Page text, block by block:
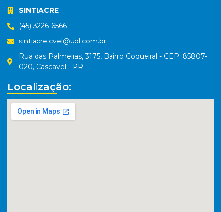
SINTIACRE
(45) 3226-6566
sintiacre.cvel@uol.com.br
Rua das Palmeiras, 3175, Bairro Coqueiral - CEP: 85807-
020, Cascavel - PR
Localização: